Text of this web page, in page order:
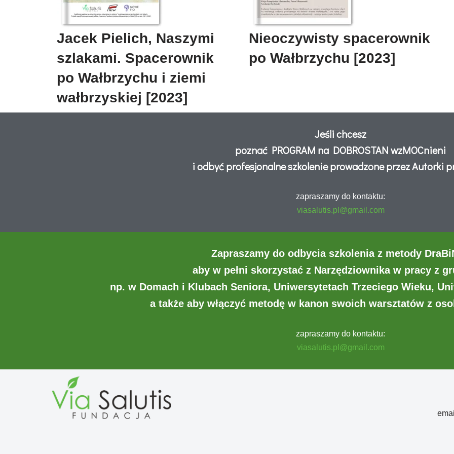
Jacek Pielich, Naszymi
szlakami. Spacerownik
po Wałbrzychu i ziemi
wałbrzyskiej [2023]
Nieoczywisty spacerownik
po Wałbrzychu [2023]
Jeśli chcesz
poznać PROGRAM na DOBROSTAN wzMOCnieni
i odbyć profesjonalne szkolenie prowadzone przez Autorki
zapraszamy do kontaktu:
viasalutis.pl@gmail.com
Zapraszamy do odbycia szkolenia z metody
aby w pełni skorzystać z Narzędziownika w pracy z
np. w Domach i Klubach Seniora, Uniwersytetach Trzeciego Wieku,
a także aby włączyć metodę w kanon swoich warsztatów z
zapraszamy do kontaktu:
viasalutis.pl@gmail.com